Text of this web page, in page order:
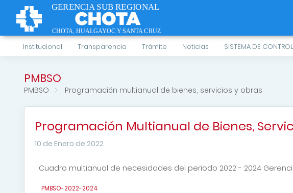
Institucional Transparencia Trámite Noticias SISTEMA DE
PMBSO
PMBSO Programación multianual de bienes, servicios y obras
Programación Multianual de Bienes,
10 de Enero de 2022
Cuadro multianual de necesidades del periodo 2022 - 2024
PMBSO-2022-2024